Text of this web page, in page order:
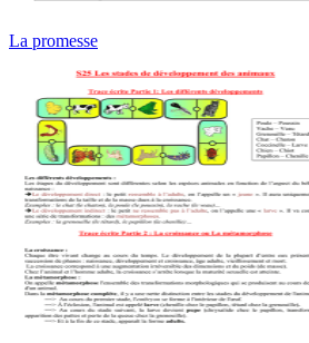
La promesse